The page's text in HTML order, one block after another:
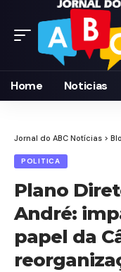
Home Noticias
Jornal do ABC Notícias >
POLITICA
Plano
André:
papel da